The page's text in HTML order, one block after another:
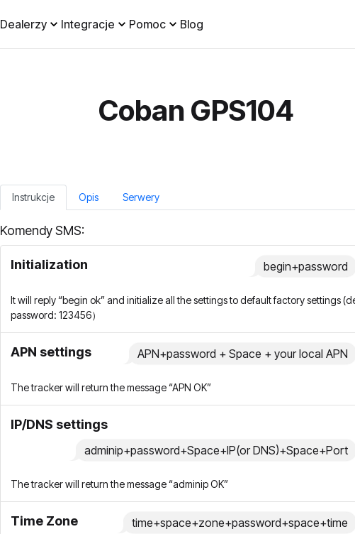
Dealerzy Integracje Pomoc Blog
Coban GPS104
Instrukcje Opis Serwery
Komendy SMS:
Initialization begin+password
It will reply “begin ok” and initialize all the settings to default factory settings
password: 123456）
APN settings APN+password + Space + your local APN
The tracker will return the message “APN OK”
IP/DNS settings
adminip+password+Space+IP(or DNS)+Space+Port
The tracker will return the message “adminip OK”
Time Zone time+space+zone+password+space+time